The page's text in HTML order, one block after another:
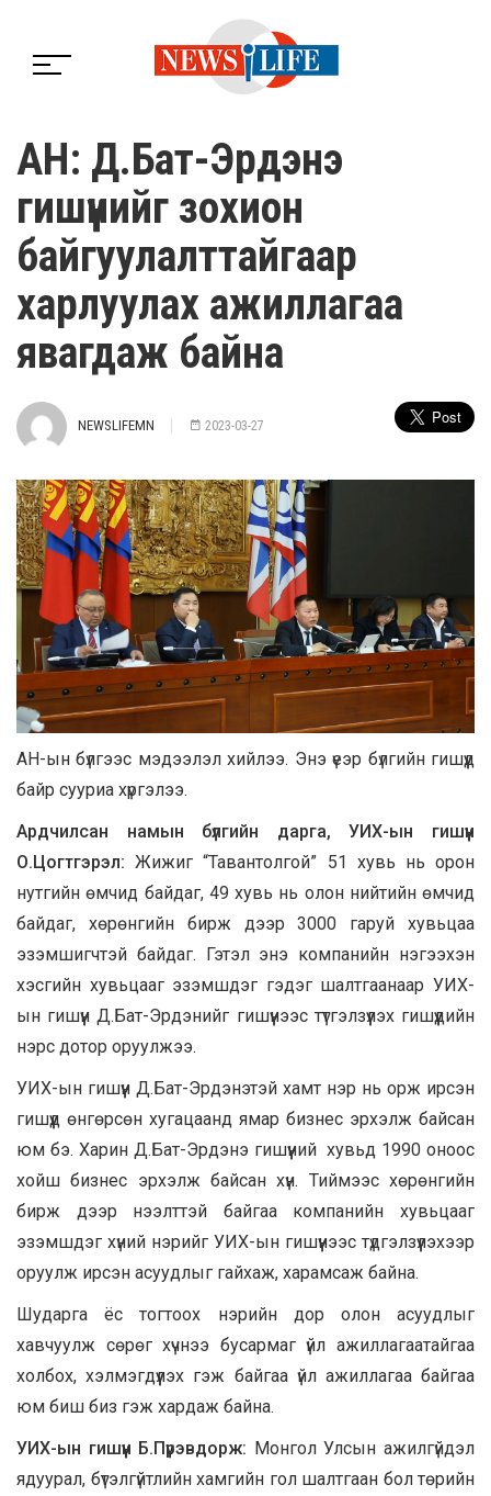
АН: Д.Бат-Эрдэнэ
гишүүнийг зохион
байгуулалттайгаар
харлуулах ажиллагаа
явагдаж байна
NEWSLIFEMN 2023-03-27
АН-ын бүлгээс мэдээлэл хийлээ. Энэ үеэр бүлгийн гишүүд
байр сууриа хүргэлээ.
Ардчилсан намын бүлгийн дарга, УИХ-ын гишүүн
О.Цогтгэрэл: Жижиг “Тавантолгой” 51 хувь нь орон
нутгийн өмчид байдаг, 49 хувь нь олон нийтийн өмчид
байдаг, хөрөнгийн бирж дээр 3000 гаруй хувьцаа
эзэмшигчтэй байдаг. Гэтэл энэ компанийн нэгээхэн
хэсгийн хувьцааг эзэмшдэг гэдэг шалтгаанаар УИХ-
ын гишүүн Д.Бат-Эрдэнийг гишүүнээс түтгэлзүүлэх гишүүдийн
нэрс дотор оруулжээ.
УИХ-ын гишүүн Д.Бат-Эрдэнэтэй хамт нэр нь орж ирсэн
гишүүд өнгөрсөн хугацаанд ямар бизнес эрхэлж байсан
юм бэ. Харин Д.Бат-Эрдэнэ гишүүний хувьд 1990 оноос
хойш бизнес эрхэлж байсан хүн. Тиймээс хөрөнгийн
бирж дээр нээлттэй байгаа компанийн хувьцааг
эзэмшдэг хүний нэрийг УИХ-ын гишүүнээс түдгэлзүүлэхээр
оруулж ирсэн асуудлыг гайхаж, харамсаж байна.
Шударга ёс тогтоох нэрийн дор олон асуудлыг
хавчуулж сөрөг хүчнээ бусармаг үйл ажиллагаатайгаа
холбох, хэлмэгдүүлэх гэж байгаа үйл ажиллагаа байгаа
юм биш биз гэж хардаж байна.
УИХ-ын гишүүн Б.Пүрэвдорж: Монгол Улсын ажилгүйдэл
ядуурал, бүтэлгүйтлийн хамгийн гол шалтгаан бол төрийн